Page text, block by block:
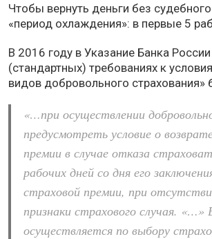
Чтобы вернуть деньги без
«период охлаждения»: в первые 5
В 2016 году в Указание Банка
(стандартных) требованиях к
видов добровольного страхования»
«…при осуществлении
предусмотреть условие о
премии в случае отказа
рабочих дней со дня его
страховой премии, при
признаки страхового случая.
осуществляется по выбору